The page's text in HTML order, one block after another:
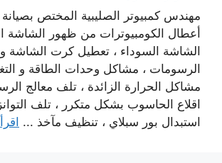
مهندس كمبيوتر الصليبية المختص
أعطال الكومبيوترات من ظهور الشاشة
الشاشة السوداء ، تعطيل كرت الشاشة
الرسومات ، مشاكل وحدات الطاقة و
مشاكل الحرارة الزائدة ، تلف معالج
اقلاع الحاسوب بشكل متكرر ، تلف
استبدال بور سبلاي ، تنظيف مآخذ ...